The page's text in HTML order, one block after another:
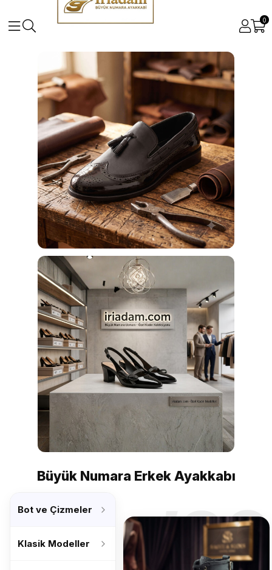
0
Büyük ve Küçük Numara Kadın ve Erkek Ayakkabı
Büyük Numara Erkek Ayakkabı
Bot ve Çizmeler
Klasik Modeller ’26